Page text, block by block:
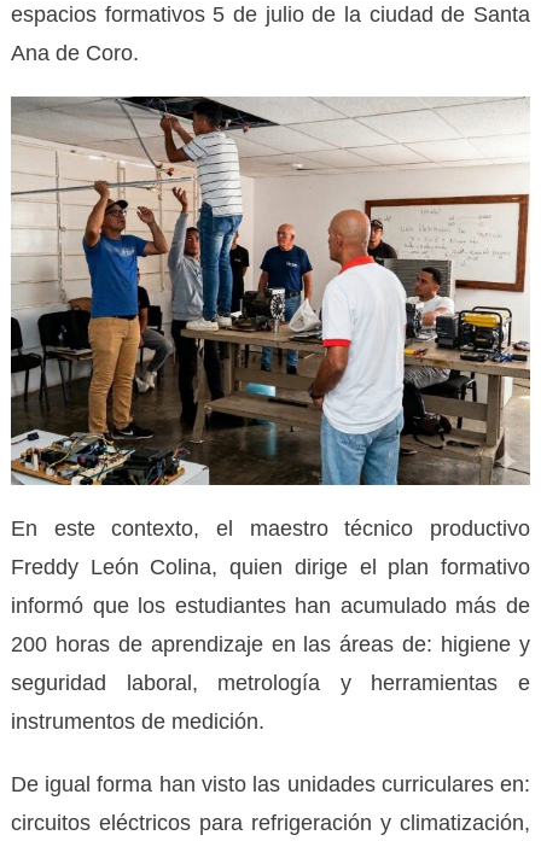
espacios formativos 5 de julio de la ciudad de Santa
Ana de Coro.
En este contexto, el maestro técnico productivo
Freddy León Colina, quien dirige el plan formativo
informó que los estudiantes han acumulado más de
200 horas de aprendizaje en las áreas de: higiene y
seguridad laboral, metrología y herramientas e
instrumentos de medición.
De igual forma han visto las unidades curriculares en:
circuitos eléctricos para refrigeración y climatización,